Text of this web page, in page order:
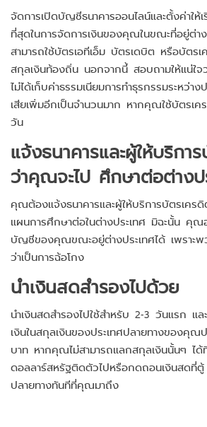
จัดการเปิดบัญชีธนาคารออนไลน์และตั้งค่าให้
ที่สุดในการจัดการเงินของคุณในขณะที่อยู่ต่
สามารถใช้บัตรเอทีเอ็ม บัตรเดบิต หรือบัตร
สกุลเงินท้องถิ่น นอกจากนี้ สอบถามให้แน่ใ
ไม่ได้เก็บค่าธรรมเนียมการทำธุรกรรมระหว่
เสียเพิ่มอีกเป็นจำนวนมาก หากคุณใช้บัตรเค
วัน
แจ้งธนาคารและผู้ให้บริก
ว่าคุณจะไป ศึกษาต่อต่างป
คุณต้องแจ้งธนาคารและผู้ให้บริการบัตรเคร
แผนการศึกษาต่อในต่างประเทศ มิฉะนั้น คุณ
บัญชีของคุณขณะอยู่ต่างประเทศได้ เพราะพว
ว่าเป็นการฉ้อโกง
นำเงินสดสำรองไปด้วย
นำเงินสดสำรองไปใช้สำหรับ 2-3 วันแรก แ
เงินในสกุลเงินของประเทศปลายทางของคุณ
บาท หากคุณไม่สามารถแลกสกุลเงินนั้นๆ ได้ที่
ดอลลาร์สหรัฐติดตัวไปหรือกดถอนเงินสดที่ตู้
ปลายทางทันทีที่คุณมาถึง